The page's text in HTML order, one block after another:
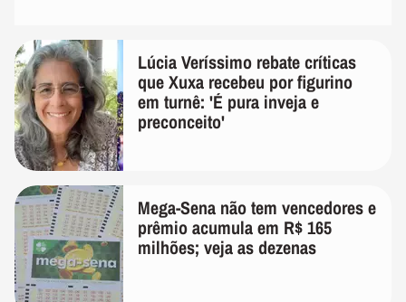
Lúcia Veríssimo rebate críticas
que Xuxa recebeu por figurino
em turnê: 'É pura inveja e
preconceito'
Mega-Sena não tem vencedores e
prêmio acumula em R$ 165
milhões; veja as dezenas